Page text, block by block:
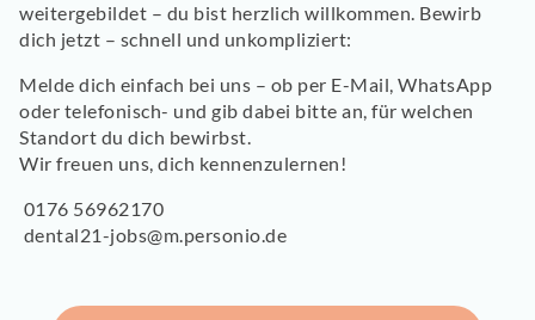
weitergebildet – du bist herzlich willkommen. Bewirb
dich jetzt – schnell und unkompliziert:
Melde dich einfach bei uns – ob per E-Mail, WhatsApp
oder telefonisch- und gib dabei bitte an, für welchen
Standort du dich bewirbst.
Wir freuen uns, dich kennenzulernen!
0176 56962170
dental21-jobs@m.personio.de